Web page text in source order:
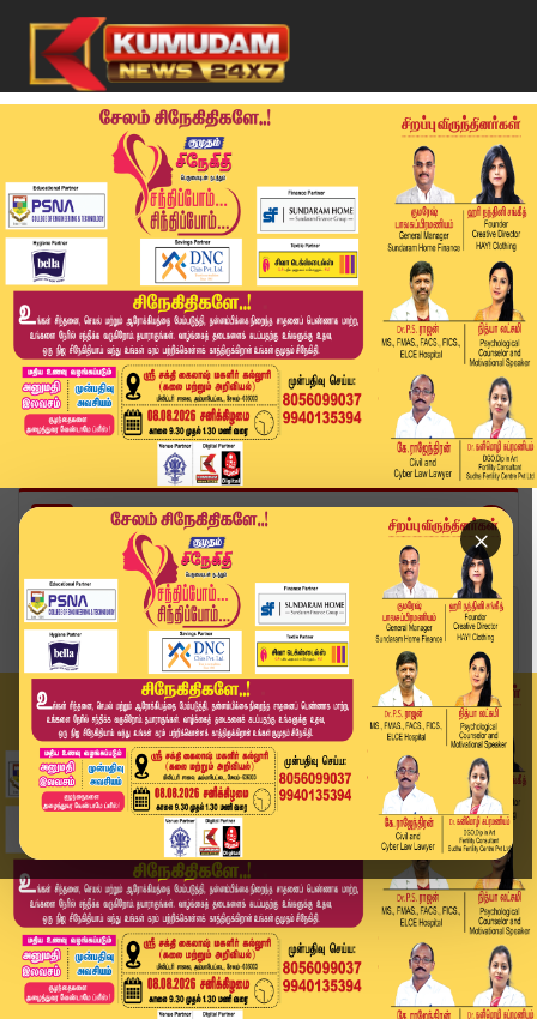
×
Home
வீடியோ ஸ்டோரி
Nainar Nagendran | “ஒரு கவுன்சிலர் கூட இல்லாத ...